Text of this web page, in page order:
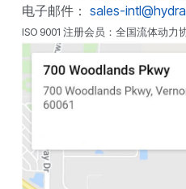
电子邮件： sales-
ISO 9001 注册会员：全国流体动力